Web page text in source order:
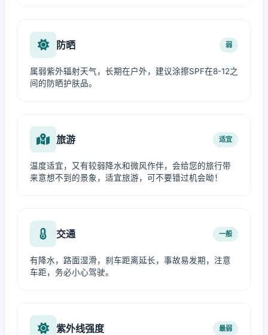
防晒 弱
属弱紫外辐射天气，长期在户外，建议涂擦SPF在8-12之
间的防晒护肤品。
旅游 适宜
温度适宜，又有较弱降水和微风作伴，会给您的旅行带
来意想不到的景象，适宜旅游，可不要错过机会呦！
交通 一般
有降水，路面湿滑，刹车距离延长，事故易发期，注意
车距，务必小心驾驶。
紫外线强度 最弱